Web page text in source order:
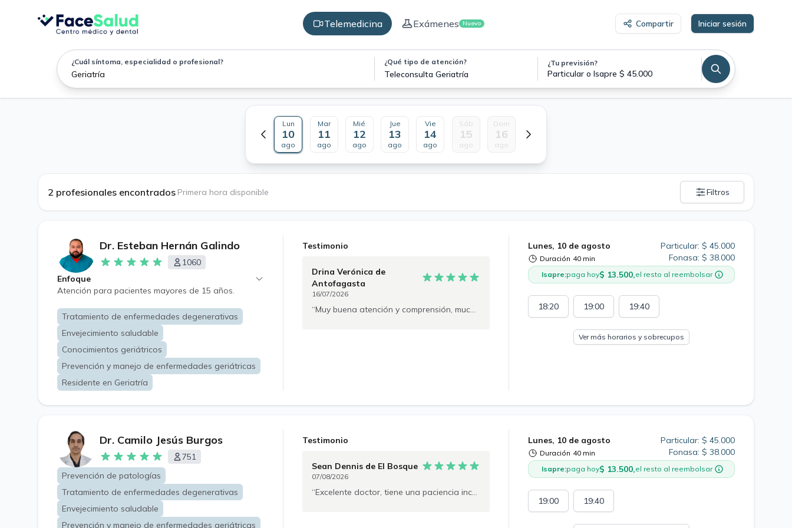
Telemedicina Exámenes Nuevo Compartir Iniciar sesión
¿Cuál síntoma, especialidad o profesional? ¿Qué tipo de atención?
Teleconsulta Geriatría
¿Tu previsión?
Particular o Isapre $ 45.000
Lun
10
ago
Mar
11
ago
Mié
12
ago
Jue
13
ago
Vie
14
ago
Sáb
15
ago
Dom
16
ago
2 profesionales encontrados Primera hora disponible Filtros
Dr. Esteban Hernán Galindo
1060
Enfoque
Atención para pacientes mayores de 15 años.
Tratamiento de enfermedades degenerativas
Envejecimiento saludable
Conocimientos geriátricos
Prevención y manejo de enfermedades geriátricas
Residente en Geriatría
Lunes, 10 de agosto
Duración 40 min
Particular: $ 45.000
Fonasa: $ 38.000
Isapre:paga hoy$ 13.500,el resto al reembolsar
18:20 19:00 19:40
Ver más horarios y sobrecupos
Testimonio
Drina Verónica de
Antofagasta
16/07/2026
Muy buena atención y comprensión, muchas gracias.
Dr. Camilo Jesús Burgos
751
Prevención de patologías
Tratamiento de enfermedades degenerativas
Envejecimiento saludable
Prevención y manejo de enfermedades geriátricas
Lunes, 10 de agosto
Duración 40 min
Particular: $ 45.000
Fonasa: $ 38.000
Isapre:paga hoy$ 13.500,el resto al reembolsar
19:00 19:40
Testimonio
Sean Dennis de El Bosque
07/08/2026
Excelente doctor, tiene una paciencia increíble, me escuchó todo el tiempo, fue muy amable y se dio todo el tiempo de mundo en resolver mis dudas y en explicarme mi diagnóstico... 10000% recomendado!